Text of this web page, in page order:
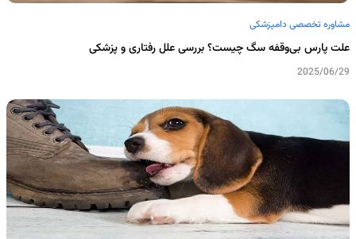
مشاوره تخصصی دامپزشکی
علت پارس بی‌وقفه سگ چیست؟ بررسی علل رفتاری و پزشکی
2025/06/29